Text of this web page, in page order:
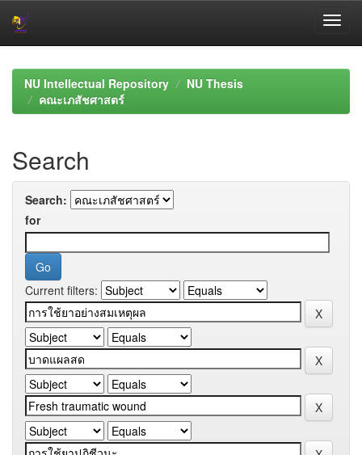
navigationNU Intellectual Repository
NU Thesis
คณะเภสัชศาสตร์
Search
Search:
for
Current filters: